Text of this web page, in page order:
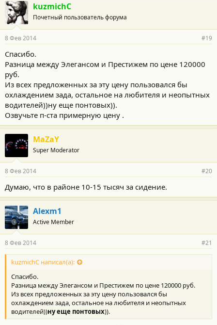
kuzmichC
Почетный пользователь форума
8 Фев 2014 #19
Спасибо.
Разница между Элегансом и Престижем по цене 120000
руб.
Из всех предложенных за эту цену пользовался бы
охлаждением зада, остальное на любителя и неопытных
водителей))ну еще понтовых)).
Озвучьте п-ста примерную цену .
MaZaY
Super Moderator
8 Фев 2014 #20
Думаю, что в районе 10-15 тысяч за сидение.
Alexm1
Active Member
8 Фев 2014 #21
kuzmichC написал(а):
Спасибо.
Разница между Элегансом и Престижем по цене 120000 руб.
Из всех предложенных за эту цену пользовался бы
охлаждением зада, остальное на любителя и неопытных
водителей))ну еще понтовых)).